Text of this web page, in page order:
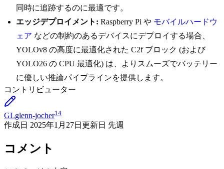
同時に追跡するのに最適です。
エッジデプロイメント: Raspberry Pi や モバイルハードウ
ェア などの制約のあるデバイスにデプロイする場合、
YOLOv8 の高度に最適化された C2f ブロック (および
YOLO26 の CPU 最適化) は、よりスムーズでバッテリー
に優しい推論パイプラインを提供します。
コントリビューター
GLglenn-jocher14
作成日 2025年1月27日 更新日 先週
コメント